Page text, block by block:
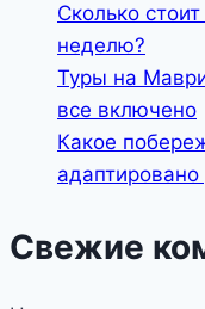
Сколько
неделю?
Туры на
все включено
Какое
Свежие